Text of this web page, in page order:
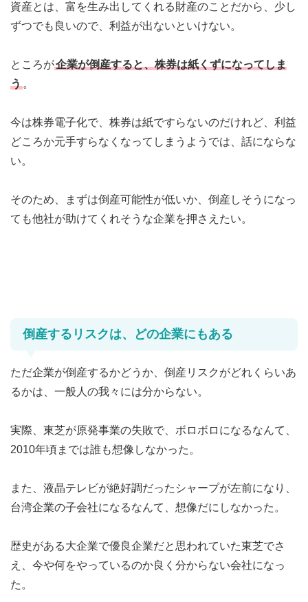
資産とは、富を生み出してくれる財産のことだから、少し
ずつでも良いので、利益が出ないといけない。
ところが企業が倒産すると、株券は紙くずになってしま
う 。
今は株券電子化で、株券は紙ですらないのだけれど、利益
どころか元手すらなくなってしまうようでは、話にならな
い。
そのため、まずは倒産可能性が低いか、倒産しそうになっ
ても他社が助けてくれそうな企業を押さえたい。
倒産するリスクは、どの企業にもある
ただ企業が倒産するかどうか、倒産リスクがどれくらいあ
るかは、一般人の我々には分からない。
実際、東芝が原発事業の失敗で、ボロボロになるなんて、
2010年頃までは誰も想像しなかった。
また、液晶テレビが絶好調だったシャープが左前になり、
台湾企業の子会社になるなんて、想像だにしなかった。
歴史がある大企業で優良企業だと思われていた東芝でさ
え、今や何をやっているのか良く分からない会社になっ
た。